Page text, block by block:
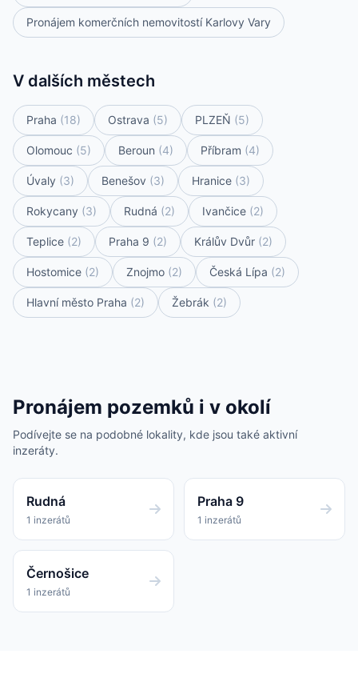
Pronájem komerčních nemovitostí Karlovy Vary
V dalších městech
Praha (18) Ostrava (5) PLZEŇ (5)
Olomouc (5) Beroun (4) Příbram (4)
Úvaly (3) Benešov (3) Hranice (3)
Rokycany (3) Rudná (2) Ivančice (2)
Teplice (2) Praha 9 (2) Králův Dvůr (2)
Hostomice (2) Znojmo (2) Česká Lípa (2)
Hlavní město Praha (2) Žebrák (2)
Pronájem pozemků i v okolí
Podívejte se na podobné lokality, kde jsou také aktivní
inzeráty.
Rudná
1 inzerátů
Praha 9
1 inzerátů
Černošice
1 inzerátů